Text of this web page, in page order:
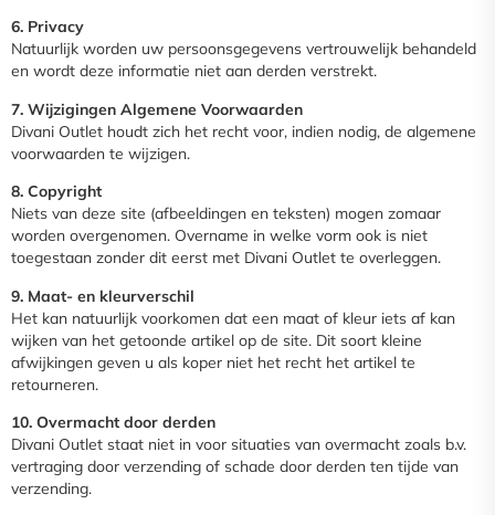
6. Privacy
Natuurlijk worden uw persoonsgegevens vertrouwelijk behandeld
en wordt deze informatie niet aan derden verstrekt.
7. Wijzigingen Algemene Voorwaarden
Divani Outlet houdt zich het recht voor, indien nodig, de algemene
voorwaarden te wijzigen.
8. Copyright
Niets van deze site (afbeeldingen en teksten) mogen zomaar
worden overgenomen. Overname in welke vorm ook is niet
toegestaan zonder dit eerst met Divani Outlet te overleggen.
9. Maat- en kleurverschil
Het kan natuurlijk voorkomen dat een maat of kleur iets af kan
wijken van het getoonde artikel op de site. Dit soort kleine
afwijkingen geven u als koper niet het recht het artikel te
retourneren.
10. Overmacht door derden
Divani Outlet staat niet in voor situaties van overmacht zoals b.v.
vertraging door verzending of schade door derden ten tijde van
verzending.